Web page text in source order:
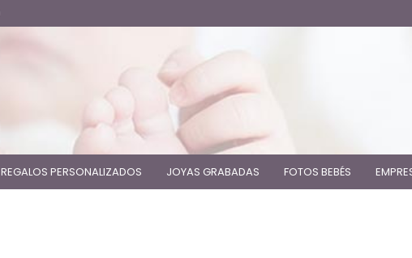
REGALOS PERSONALIZADOS JOYAS GRABADAS FOTOS BEBÉS